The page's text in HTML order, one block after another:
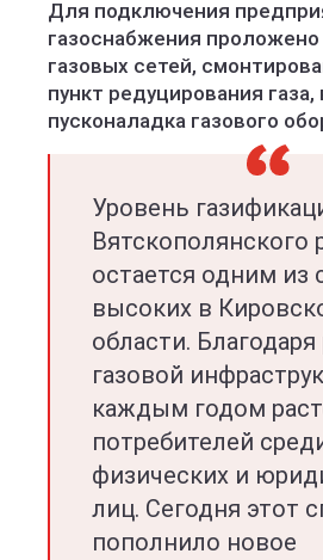
Для подключения
газоснабжения
газовых сетей,
пункт редуцирования
пусконаладка газового
Уровень
Вятскополянского
остается одним из
высоких в
области.
газовой
каждым годом
потребителей
физических и
лиц. Сегодня этот
пополнило новое